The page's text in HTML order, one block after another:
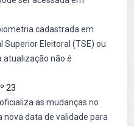
cadastrada em
Superior Eleitoral (TSE) ou
atualização não é
23
as mudanças no
data de validade para